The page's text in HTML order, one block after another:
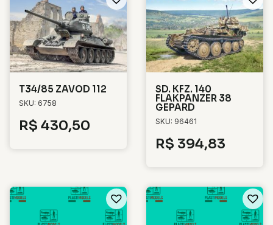
T34/85 ZAVOD 112
SKU: 6758
R$ 430,50
SD. KFZ. 140
FLAKPANZER 38
GEPARD
SKU: 96461
R$ 394,83